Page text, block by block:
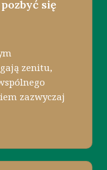
się
zenitu,
zazwyczaj